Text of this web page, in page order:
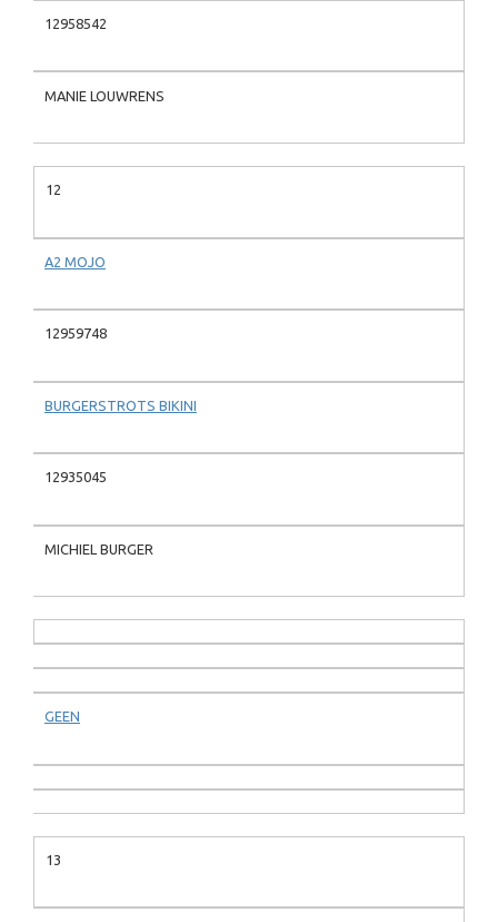
12958542
MANIE LOUWRENS
12
A2 MOJO
12959748
BURGERSTROTS BIKINI
12935045
MICHIEL BURGER
GEEN
13